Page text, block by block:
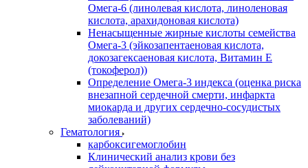
Омега-6 (линолевая кислота, линоленовая
кислота, арахидоновая кислота)
Ненасыщенные жирные кислоты семейства
Омега-3 (эйкозапентаеновая кислота,
докозагексаеновая кислота, Витамин E
(токоферол))
Определение Омега-3 индекса (оценка риска
внезапной сердечной смерти, инфаркта
миокарда и других сердечно-сосудистых
заболеваний)
Гематология
карбоксигемоглобин
Клинический анализ крови без